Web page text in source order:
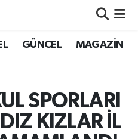
GÜNCEL MAGAZİN
SPORLARI
KIZLAR İL